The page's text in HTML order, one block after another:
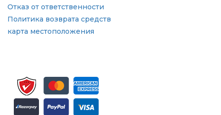
Отказ от ответственности
Политика возврата средств
карта местоположения